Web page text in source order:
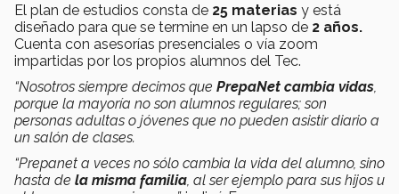
El plan de estudios consta de 25 materias y está
diseñado para que se termine en un lapso de 2 años.
Cuenta con asesorías presenciales o vía zoom
impartidas por los propios alumnos del Tec.
“Nosotros siempre decimos que PrepaNet cambia vidas,
porque la mayoría no son alumnos regulares; son
personas adultas o jóvenes que no pueden asistir diario a
un salón de clases.
“Prepanet a veces no sólo cambia la vida del alumno, sino
hasta de la misma familia, al ser ejemplo para sus hijos u